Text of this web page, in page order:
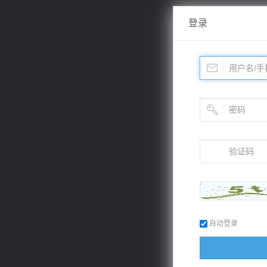
登录
自动登录